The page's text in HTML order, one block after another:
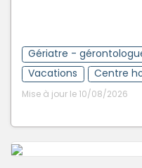
Gériatre -
Vacations
Centre
Mise à jour le 10/08/2026